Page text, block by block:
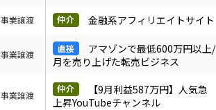
事業譲渡 金融系アフィリエイトサイト
事業譲渡
アマゾンで最低600万円以上/
月を売り上げた転売ビジネス
事業譲渡
【9月利益587万円】人気急
上昇YouTubeチャンネル